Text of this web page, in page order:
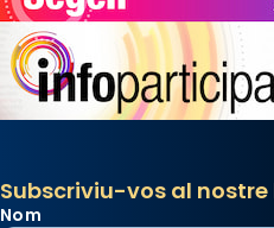
Subscriviu-vos al
Nom